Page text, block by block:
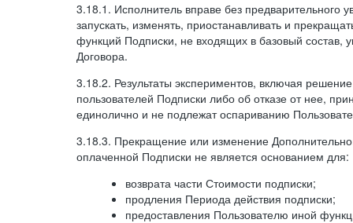
3.18.1. Исполнитель вправе без предварительного
запускать, изменять, приостанавливать и
функций Подписки, не входящих в базовый состав,
Договора.
3.18.2. Результаты экспериментов, включая
пользователей Подписки либо об отказе от нее,
единолично и не подлежат оспариванию
3.18.3. Прекращение или изменение
оплаченной Подписки не является основанием для:
возврата части Стоимости подписки;
продления Периода действия подписки;
предоставления Пользователю иной